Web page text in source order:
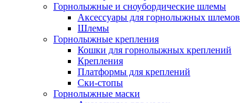
Горнолыжные и сноубордические шлемы
Аксессуары для горнолыжных шлемов
Шлемы
Горнолыжные крепления
Кошки для горнолыжных креплений
Крепления
Платформы для креплений
Ски-стопы
Горнолыжные маски